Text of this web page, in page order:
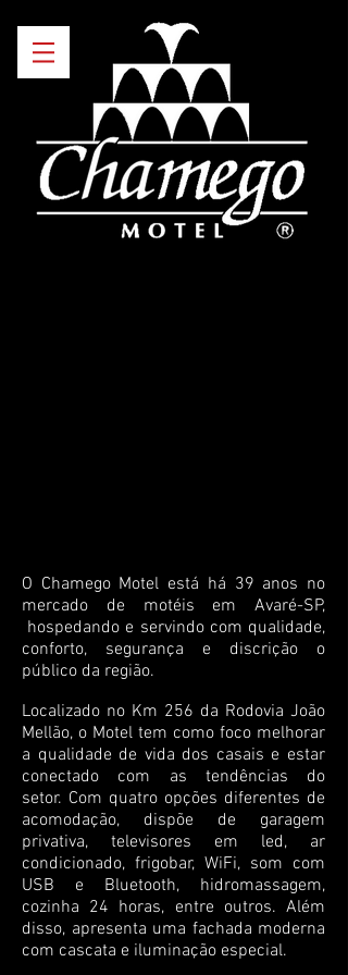
O Chamego Motel está há 39 anos no
mercado de motéis em Avaré-SP,
hospedando e servindo com qualidade,
conforto, segurança e discrição o
público da região.
Localizado no Km 256 da Rodovia João
Mellão, o Motel tem como foco melhorar
a qualidade de vida dos casais e estar
conectado com as tendências do
setor. Com quatro opções diferentes de
acomodação, dispõe de garagem
privativa, televisores em led, ar
condicionado, frigobar, WiFi, som com
USB e Bluetooth, hidromassagem,
cozinha 24 horas, entre outros. Além
disso, apresenta uma fachada moderna
com cascata e iluminação especial.